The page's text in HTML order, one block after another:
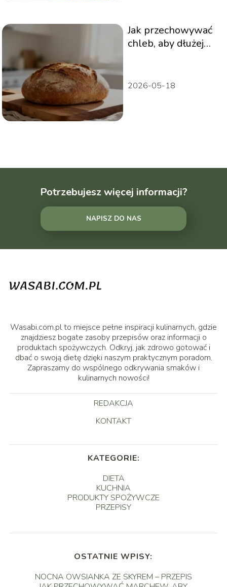
Jak przechowywać
chleb, aby dłużej
2026-05-18
Potrzebujesz więcej informacji?
NAPISZ DO NAS
Wasabi.com.pl to miejsce pełne inspiracji kulinarnych, gdzie
znajdziesz bogate zasoby przepisów oraz informacji o
produktach spożywczych. Odkryj, jak zdrowo gotować i
dbać o swoją dietę dzięki naszym praktycznym poradom.
Zapraszamy do wspólnego odkrywania smaków i
kulinarnych nowości!
REDAKCJA
KONTAKT
KATEGORIE:
DIETA
KUCHNIA
PRODUKTY SPOŻYWCZE
PRZEPISY
OSTATNIE WPISY:
NOCNA OWSIANKA ZE SKYREM – PRZEPIS